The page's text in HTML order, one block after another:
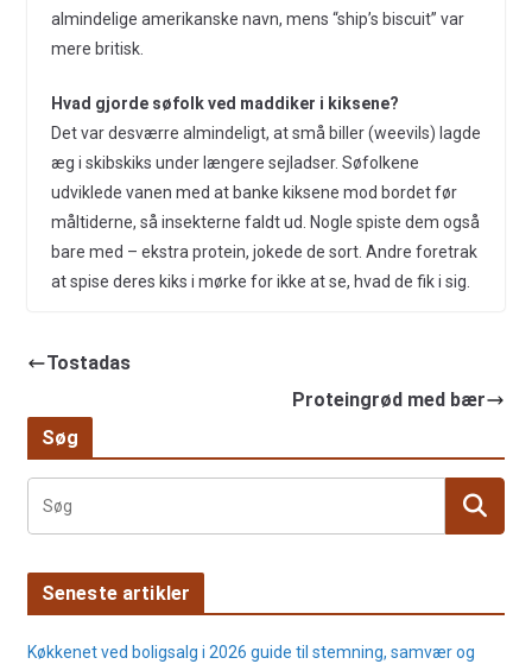
almindelige amerikanske navn, mens “ship’s biscuit” var
mere britisk.
Hvad gjorde søfolk ved maddiker i kiksene?
Det var desværre almindeligt, at små biller (weevils) lagde
æg i skibskiks under længere sejladser. Søfolkene
udviklede vanen med at banke kiksene mod bordet før
måltiderne, så insekterne faldt ud. Nogle spiste dem også
bare med – ekstra protein, jokede de sort. Andre foretrak
at spise deres kiks i mørke for ikke at se, hvad de fik i sig.
Tostadas
Proteingrød med bær
Søg
Seneste artikler
Køkkenet ved boligsalg i 2026 guide til stemning, samvær og